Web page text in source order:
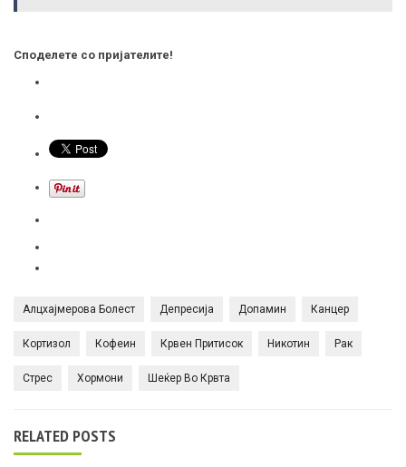
Споделете со пријателите!
Алцхајмерова Болест Депресија Допамин Канцер
Кортизол Кофеин Крвен Притисок Никотин Рак
Стрес Хормони Шеќер Во Крвта
RELATED POSTS